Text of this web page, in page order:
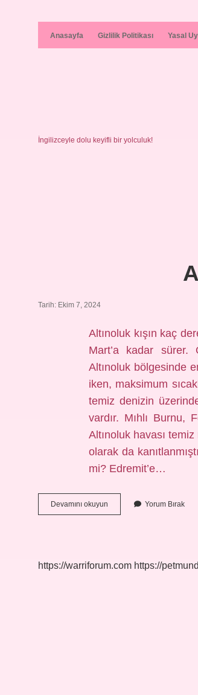
Anasayfa Gizlilik Politikası Yasal
İngilizceyle dolu keyifli bir yolculuk!
Tarih: Ekim 7, 2024
Altınoluk kışın kaç
Mart’a kadar sürer.
Altınoluk bölgesinde
iken, maksimum
temiz denizin
vardır. Mıhlı Burnu,
Altınoluk havası temiz
olarak da
mi? Edremit’e…
Devamını okuyun Altınoluk
Kışın
Yorum Bırak
https://warriforum.com https://